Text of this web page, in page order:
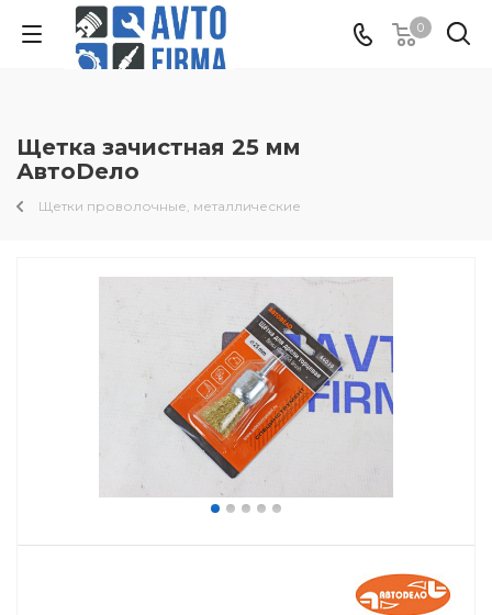
0
Щетка зачистная 25 мм
АвтоDело
Щетки проволочные, металлические